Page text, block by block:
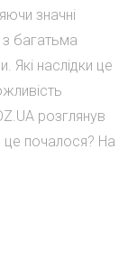
значні
багатьма
Які наслідки це
розглянув
це почалося? На